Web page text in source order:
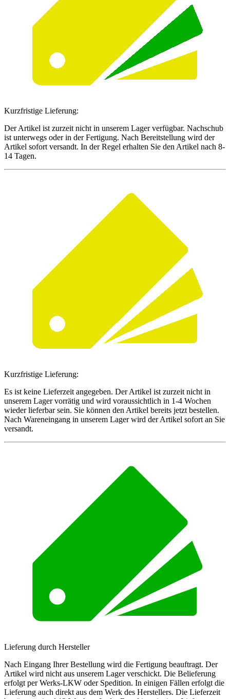
Kurzfristige Lieferung:
Der Artikel ist zurzeit nicht in unserem Lager verfügbar. Nachschub
ist unterwegs oder in der Fertigung. Nach Bereitstellung wird der
Artikel sofort versandt. In der Regel erhalten Sie den Artikel nach 8-
14 Tagen.
Kurzfristige Lieferung:
Es ist keine Lieferzeit angegeben. Der Artikel ist zurzeit nicht in
unserem Lager vorrätig und wird voraussichtlich in 1-4 Wochen
wieder lieferbar sein. Sie können den Artikel bereits jetzt bestellen.
Nach Wareneingang in unserem Lager wird der Artikel sofort an Sie
versandt.
Lieferung durch Hersteller
Nach Eingang Ihrer Bestellung wird die Fertigung beauftragt. Der
Artikel wird nicht aus unserem Lager verschickt. Die Belieferung
erfolgt per Werks-LKW oder Spedition. In einigen Fällen erfolgt die
Lieferung auch direkt aus dem Werk des Herstellers. Die Lieferzeit